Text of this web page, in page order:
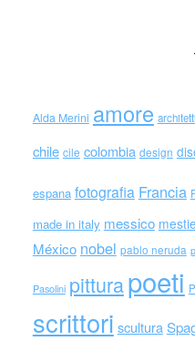
Alda Merini amore architetti
chile cile colombia design
espana fotografia Francia
made in italy messico
México nobel pablo neruda
Pasolini pitturapoeti
scrittori scultura